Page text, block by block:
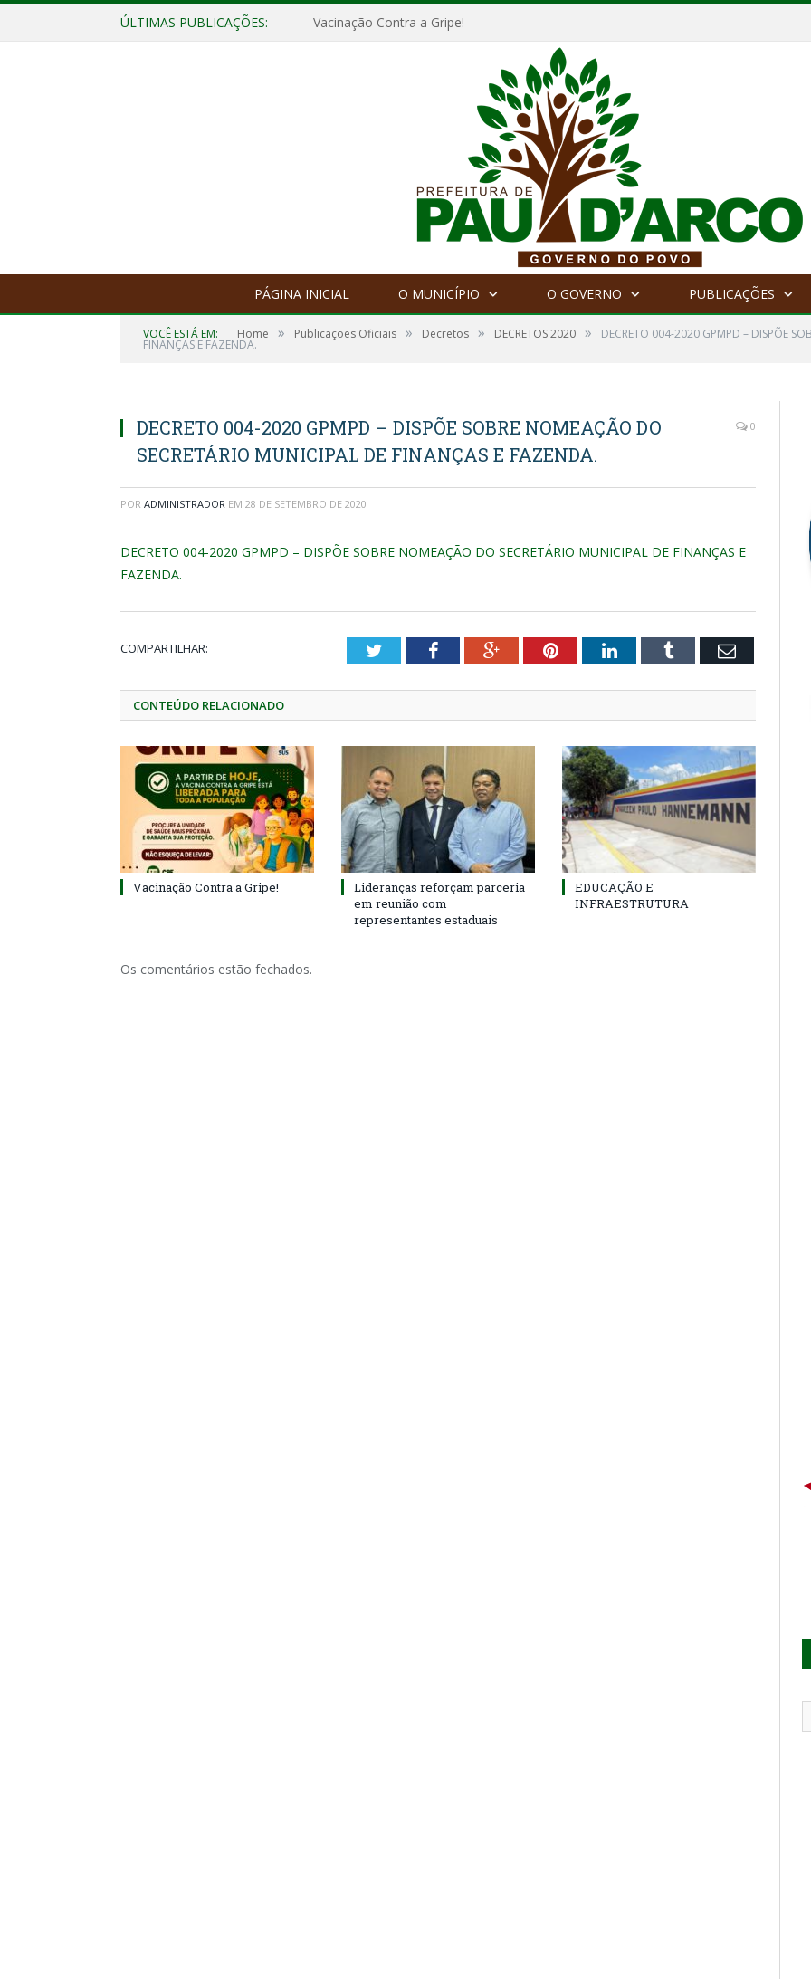
ÚLTIMAS PUBLICAÇÕES: Vacinação Contra a Gripe!
PÁGINA INICIAL O MUNICÍPIO O GOVERNO PUBLICAÇÕES
VOCÊ ESTÁ EM: Home » Publicações Oficiais » Decretos » DECRETOS 2020 » DECRETO 004-2020 GPMPD – DISPÕE
FINANÇAS E FAZENDA.
DECRETO 004-2020 GPMPD – DISPÕE SOBRE NOMEAÇÃO DO
SECRETÁRIO MUNICIPAL DE FINANÇAS E FAZENDA.
0
POR ADMINISTRADOR EM 28 DE SETEMBRO DE 2020
DECRETO 004-2020 GPMPD – DISPÕE SOBRE NOMEAÇÃO DO SECRETÁRIO MUNICIPAL DE FINANÇAS E
FAZENDA.
COMPARTILHAR: TwitterFacebookGoogle+PinterestLinkedInTumblr Email
CONTEÚDO RELACIONADO
Vacinação Contra a Gripe!
Lideranças reforçam parceria
em reunião com
representantes estaduais
EDUCAÇÃO E
INFRAESTRUTURA
Os comentários estão fechados.